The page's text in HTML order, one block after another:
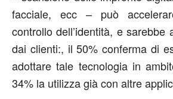
facciale, ecc – può
controllo dell’identità, e sarebbe
dai clienti:, il 50% conferma di
adottare tale tecnologia in
34% la utilizza già con altre